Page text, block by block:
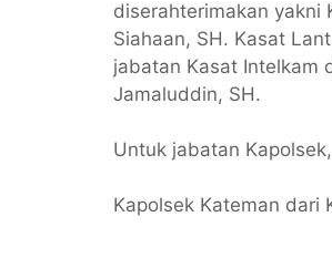
diserahterimakan yakni
Siahaan, SH. Kasat
jabatan Kasat Intelkam
Jamaluddin, SH.
Untuk jabatan
Kapolsek Kateman dari